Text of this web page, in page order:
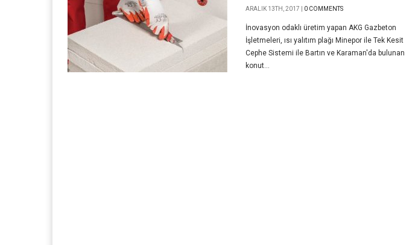
ARALIK 13TH, 2017 | 0 COMMENTS
İnovasyon odaklı üretim yapan AKG Gazbeton
İşletmeleri, ısı yalıtım plağı Minepor ile Tek Kesit
Cephe Sistemi ile Bartın ve Karaman'da bulunan
konut...